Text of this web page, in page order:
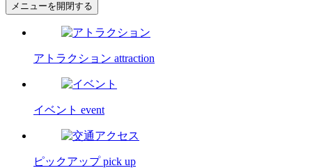
メニューを開閉する
アトラクション attraction
イベント event
ピックアップ pick up